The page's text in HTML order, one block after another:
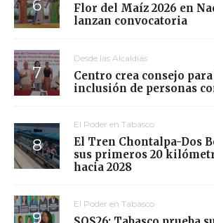
Flor del Maíz 2026 en
lanzan convocatoria
Desde las Alcaldías
Centro crea consejo
inclusión de personas
El Poder en Tabasco
El Tren Chontalpa-Dos
sus primeros 20
hacia 2028
El Poder en Tabasco